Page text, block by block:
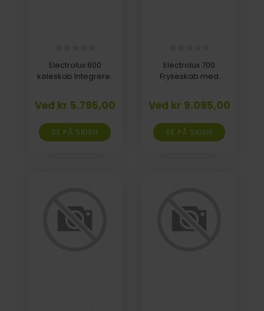
Electrolux 600
køleskab Integreret
Ved kr 5.795,00
SE PÅ SIDEN
Electrolux 700
Fryseskab med
EUN7NE18C
Ved kr 9.095,00
SE PÅ SIDEN